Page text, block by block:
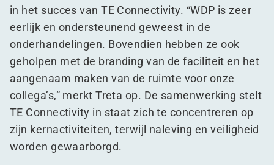
in het succes van TE Connectivity. “WDP is zeer
eerlijk en ondersteunend geweest in de
onderhandelingen. Bovendien hebben ze ook
geholpen met de branding van de faciliteit en het
aangenaam maken van de ruimte voor onze
collega’s,” merkt Treta op. De samenwerking stelt
TE Connectivity in staat zich te concentreren op
zijn kernactiviteiten, terwijl naleving en veiligheid
worden gewaarborgd.